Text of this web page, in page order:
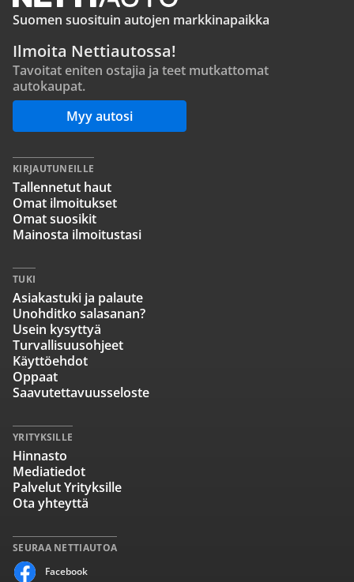
Suomen suosituin autojen markkinapaikka
Ilmoita Nettiautossa!
Tavoitat eniten ostajia ja teet mutkattomat
autokaupat.
Myy autosi
SEURAA NETTIAUTOA
Facebook
KIRJAUTUNEILLE
Tallennetut haut
Omat ilmoitukset
Omat suosikit
Mainosta ilmoitustasi
TUKI
Asiakastuki ja palaute
Unohditko salasanan?
Usein kysyttyä
Turvallisuusohjeet
Käyttöehdot
Oppaat
Saavutettavuusseloste
YRITYKSILLE
Hinnasto
Mediatiedot
Palvelut Yrityksille
Ota yhteyttä